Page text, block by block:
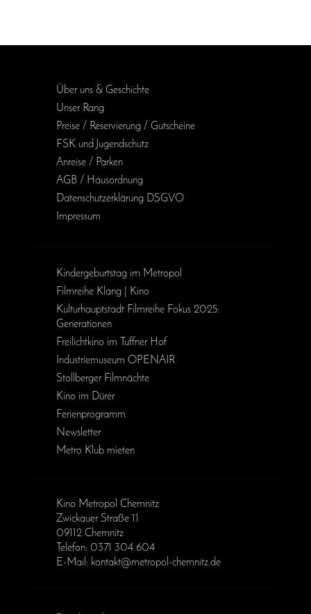
Über uns & Geschichte
Unser Rang
Preise / Reservierung / Gutscheine
FSK und Jugendschutz
Anreise / Parken
AGB / Haus­ordnung
Daten­schutz­erklärung DSGVO
Impressum
Kinder­geburts­tag im Metropol
Filmreihe Klang | Kino
Kulturhauptstadt Filmreihe Fokus 2025:
Generationen
Freilichtkino im Tuffner Hof
Industriemuseum OPENAIR
Stollberger Filmnächte
Kino im Dürer
Ferienprogramm
Newsletter
Metro Klub mieten
Kino Metropol Chemnitz
Zwickauer Straße 11
09112 Chemnitz
Telefon: 0371 304 604
E-Mail: kontakt@metropol-chemnitz.de